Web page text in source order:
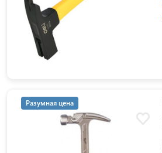
Разумная цена